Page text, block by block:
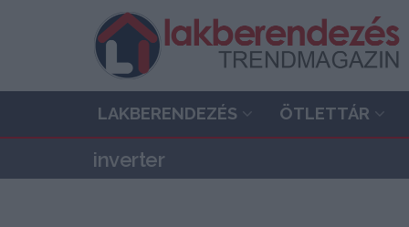
LAKBERENDEZÉS ÖTLETTÁR
inverter